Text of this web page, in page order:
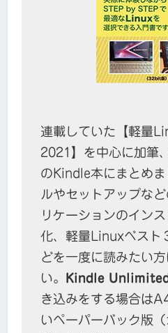
連載していた【軽量
2021】を中心に加筆
のKindle本にまとめ
ルやセットアップな
リケーションのイン
化、軽量Linuxベスト
どを一度に読みたい
い。
Kindle Unlimited
き込みをする場合は
いペーパーバック版